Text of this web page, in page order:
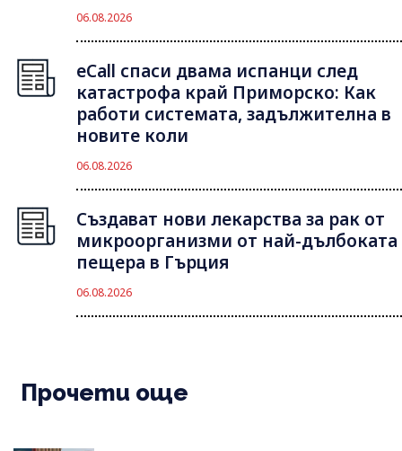
06.08.2026
eCall спаси двама испанци след
катастрофа край Приморско: Как
работи системата, задължителна в
новите коли
06.08.2026
Създават нови лекарства за рак от
микроорганизми от най-дълбоката
пещера в Гърция
06.08.2026
Прочети още